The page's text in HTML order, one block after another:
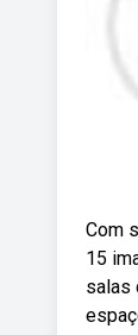
Com
15
salas